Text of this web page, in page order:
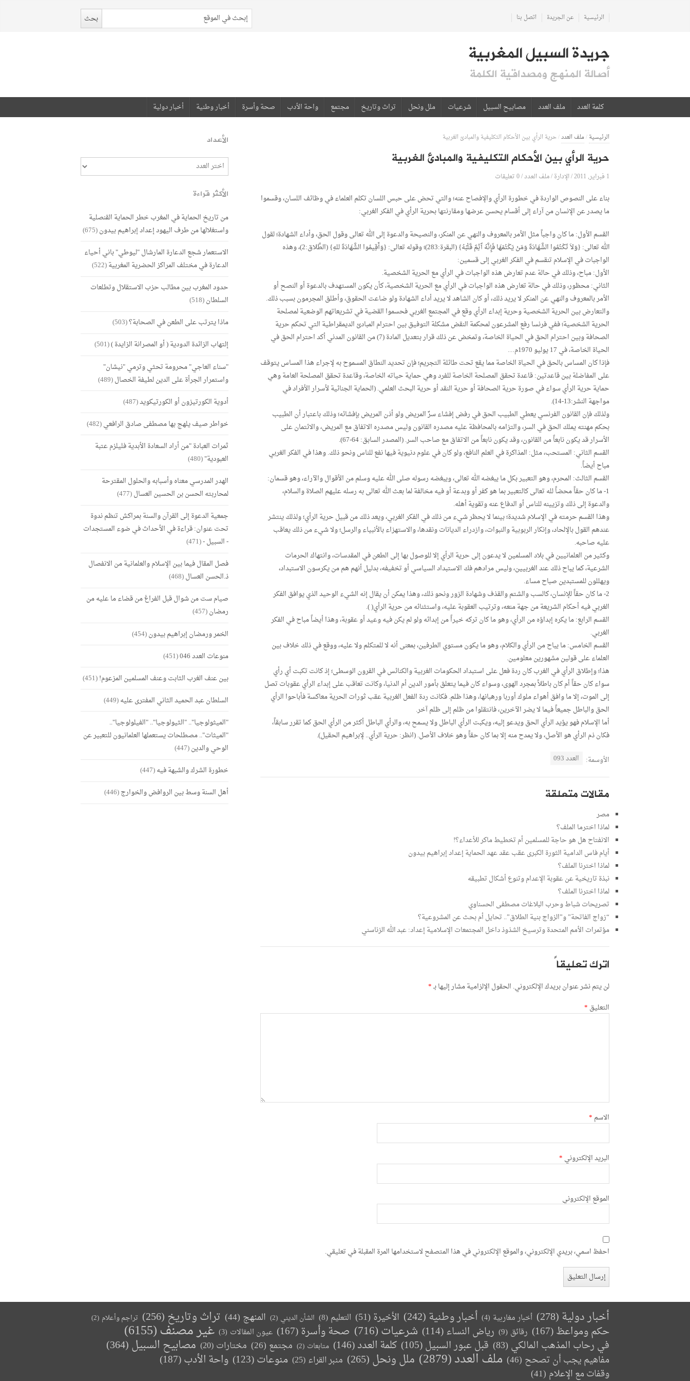
الرئيسية عن الجريدة اتصل بنا
جريدة السبيل المغربية
أصالة المنهج ومصداقية الكلمة
كلمة العدد ملف العدد مصابيح السبيل شرعيات ملل ونحل تراث وتاريخ مجتمع واحة الأدب صحة وأسرة أخبار وطنية أخبار دولية
الرئيسية/ملف العدد/حرية الرأي بين الأحكام التكليفية والمبادئ الغربية
حرية الرأي بين الأحكام التكليفية والمبادئ الغربية
1 فبراير, 2011 /الإدارة/ملف العدد/0 تعليقات
بناء على النصوص الواردة في خطورة الرأي والإفصاح عنه؛ والتي تحض على حبس اللسان تكلم العلماء في وظائف اللسان، وقسموا
ما يصدر عن الإنسان من آراء إلى أقسام يحسن عرضها ومقارنتها بحرية الرأي في الفكر الغربي:
القسم الأول: ما كان واجباً مثل الأمر بالمعروف والنهي عن المنكر، والنصيحة والدعوة إلى الله تعالى وقول الحق، وأداء الشهادة؛ لقول
الله تعالى: {وَلاَ تَكْتُمُوا الشَّهَادَةَ وَمَنْ يَكْتُمْهَا فَإِنَّهُ آَثِمٌ قَلْبُهُ} (البقرة:283)؛ وقوله تعالى: {وَأَقِيمُوا الشَّهَادَةَ للهِ} (الطَّلاق:2)، وهذه
الواجبات في الإسلام تنقسم في الفكر الغربي إلى قسمين:
الأول: مباح، وذلك في حالة عدم تعارض هذه الواجبات في الرأي مع الحرية الشخصية.
الثاني: محظور، وذلك في حالة تعارض هذه الواجبات في الرأي مع الحرية الشخصية، كأن يكون المستهدف بالدعوة أو النصح أو
الأمر بالمعروف والنهي عن المنكر لا يريد ذلك، أو كان الشاهد لا يريد أداء الشهادة ولو ضاعت الحقوق، وأطلق المجرمون بسبب ذلك.
والتعارض بين الحرية الشخصية وحرية إبداء الرأي وقع في المجتمع الغربي فحسموا القضية في تشريعاتهم الوضعية لمصلحة
الحرية الشخصية؛ ففي فرنسا رفع المشرعون لمحكمة النقض مشكلة التوفيق بين احترام المبادئ الديمقراطية التي تحكم حرية
الصحافة وبين احترام الحق في الحياة الخاصة، وتمخض عن ذلك قرار بتعديل المادة (7) من القانون المدني أكد احترام الحق في
الحياة الخاصة، في 17 يوليو 1970م…
فإذا كان المساس بالحق في الحياة الخاصة مما يقع تحت طائلة التجريم؛ فإن تحديد النطاق المسموح به لإجراء هذا المساس يتوقف
على المفاضلة بين قاعدتين: قاعدة تحقق المصلحة الخاصة للفرد وهي حماية حياته الخاصة، وقاعدة تحقق المصلحة العامة وهي
حماية حرية الرأي سواء في صورة حرية الصحافة أو حرية النقد أو حرية البحث العلمي. (الحماية الجنائية لأسرار الأفراد في
مواجهة النشر:13-14).
ولذلك فإن القانون الفرنسي يعطي الطبيب الحق في رفض إفشاء سرِّ المريض ولو أذن المريض بإفشائه؛ وذلك باعتبار أن الطبيب
بحكم مهنته يملك الحق في السر، والتزامه بالمحافظة عليه مصدره القانون وليس مصدره الاتفاق مع المريض، والائتمان على
الأسرار قد يكون نابعاً من القانون، وقد يكون نابعاً من الاتفاق مع صاحب السر. (المصدر السابق: 64-67).
القسم الثاني: المستحب، مثل: المذاكرة في العلم النافع، ولو كان في علوم دنيوية فيها نفع للناس ونحو ذلك. وهذا في الفكر الغربي
مباح أيضاً.
القسم الثالث: المحرم، وهو التعبير بكل ما يبغضه الله تعالى، ويبغضه رسوله صلى الله عليه وسلم من الأقوال والآراء، وهو قسمان:
1- ما كان حقاً محضاً لله تعالى كالتعبير بما هو كفر أو وبدعة أو فيه مخالفة لما بعث الله تعالى به رسله عليهم الصلاة والسلام،
والدعوة إلى ذلك وتزيينه للناس أو الدفاع عنه وتقوية أهله.
وهذا القسم حرمته في الإسلام شديدة؛ بينما لا يحظر شيء من ذلك في الفكر الغربي، ويعد ذلك من قبيل حرية الرأي؛ ولذلك ينتشر
عندهم القول بالإلحاد، وإنكار الربوبية والنبوات، وازدراء الديانات ونقدها، والاستهزاء بالأنبياء والرسل؛ ولا شيء من ذلك يعاقب
عليه صاحبه.
وكثير من العلمانيين في بلاد المسلمين لا يدعون إلى حرية الرأي إلا للوصول بها إلى الطعن في المقدسات، وانتهاك الحرمات
الشرعية، كما يباح ذلك عند الغربيين، وليس مرادهم فك الاستبداد السياسي أو تخفيفه، بدليل أنهم هم من يكرسون الاستبداد،
ويهللون للمستبدين صباح مساء.
2- ما كان حقاً للإنسان، كالسب والشتم والقذف وشهادة الزور ونحو ذلك، وهذا يمكن أن يقال إنه الشيء الوحيد الذي يوافق الفكر
الغربي فيه أحكام الشريعة من جهة منعه، وترتيب العقوبة عليه، واستثنائه من حرية الرأي( ).
القسم الرابع: ما يكره إبداؤه من الرأي، وهو ما كان تركه خيراً من إبدائه ولو لم يكن فيه وعيد أو عقوبة، وهذا أيضاً مباح في الفكر
الغربي.
القسم الخامس: ما يباح من الرأي والكلام، وهو ما يكون مستوي الطرفين، بمعنى أنه لا للمتكلم ولا عليه، ووقع في ذلك خلاف بين
العلماء على قولين مشهورين معلومين.
هذا؛ وإطلاق الرأي في الغرب كان ردة فعل على استبداد الحكومات الغربية والكنائس في القرون الوسطى؛ إذ كانت تكبت أي رأي
سواء كان حقاً أم كان باطلاً بمجرد الهوى، وسواء كان فيما يتعلق بأمور الدين أم الدنيا، وكانت تعاقب على إبداء الرأي عقوبات تصل
إلى الموت، إلا ما وافق أهواء ملوك أوربا ورهبانها، وهذا ظلم. فكانت ردة الفعل الغربية عقب ثورات الحرية معاكسة فأباحوا الرأي
الحق والباطل جميعاً فيما لا يضر الآخرين، فانتقلوا من ظلم إلى ظلم آخر.
أما الإسلام فهو يؤيد الرأي الحق ويدعو إليه، ويكبت الرأي الباطل ولا يسمح به، والرأي الباطل أكثر من الرأي الحق كما تقرر سابقاً،
فكان ذم الرأي هو الأصل، ولا يمدح منه إلا بما كان حقاً وهو خلاف الأصل. (انظر: حرية الرأي.. لإبراهيم الحقيل).
الأوسمة: العدد 093
مقالات متعلقة
مصر
لماذا اخترما الملف؟
الانفتاح هل هو حاجة للمسلمين أم تخطيط ماكر للأعداء؟!
أيام فاس الدامية الثورة الكبرى عقب عقد عهد الحماية إعداد إبراهيم بيدون
لماذا اخترنا الملف؟
نبذة تاريخية عن عقوبة الإعدام وتنوع أشكال تطبيقه
لماذا اخترنا الملف؟
تصريحات شباط وحرب البلاغات مصطفى الحسناوي
“زواج الفاتحة” و”الزواج بنية الطلاق”.. تحايل أم بحث عن المشروعية؟
مؤتمرات الأمم المتحدة وترسيخ الشذوذ داخل المجتمعات الإسلامية إعداد: عبد الله الزناسني
اترك تعليقاً
لن يتم نشر عنوان بريدك الإلكتروني. الحقول الإلزامية مشار إليها بـ*
التعليق *
الاسم *
البريد الإلكتروني *
الموقع الإلكتروني
احفظ اسمي، بريدي الإلكتروني، والموقع الإلكتروني في هذا المتصفح لاستخدامها المرة المقبلة في تعليقي.
الأعداد
الأكثر قراءة
من تاريخ الحماية في المغرب خطر الحماية القنصلية
واستغلالها من طرف اليهود إعداد إبراهيم بيدون(675)
الاستعمار شجع الدعارة المارشال "ليوطي" باني أحياء
الدعارة في مختلف المراكز الحضرية المغربية(522)
حدود المغرب بين مطالب حزب الاستقلال وتطلعات
السلطان(518)
ماذا يترتب على الطعن في الصحابة؟(503)
إلتهاب الزائدة الدودية ( أو المصرانة الزايدة )(501)
"سناء العاجي" محرومة تحثي وترمي "نيشان"
واستمرار الجرأة على الدين لطيفة الخصال(489)
أدوية الكورتيزون أو الكورتيكويد(487)
خواطر صيف يلهج بها مصطفى صادق الرافعي(482)
ثمرات العبادة "من أراد السعادة الأبدية فليلزم عتبة
العبودية"(480)
الهدر المدرسي معناه وأسبابه والحلول المقترحة
لمحاربته الحسن بن الحسين العسال(477)
جمعية الدعوة إلى القرآن والسنة بمراكش تنظم ندوة
تحت عنوان: قراءة في الأحداث في ضوء المستجدات
- السبيل -(471)
فصل المقال فيما بين الإسلام والعلمانية من الانفصال
ذ.الحسن العسال(468)
صيام ست من شوال قبل الفراغ من قضاء ما عليه من
رمضان(457)
الخمر ورمضان إبراهيم بيدون(454)
منوعات العدد 046
(451)
بين عنف الغرب الثابت وعنف المسلمين المزعوم!(451)
السلطان عبد الحميد الثاني المفترى عليه(449)
"الميثولوجيا".. "الثيولوجيا".. "الفيلولوجيا"..
"الميثات".. مصطلحات يستعملها العلمانيون للتعبير عن
الوحي والدين(447)
خطورة الشرك والشبهة فيه(447)
أهل السنة وسط بين الروافض والخوارج(446)
أخبار دولية (278) أخبار مغاربية (4) أخبار وطنية(242) الأخيرة (51) التعليم (8) الشأن الديني (2) المنهج (44) تراث وتاريخ(256) تراجم وأعلام (2)
حكم ومواعظ(167) رقائق (9) رياض النساء(114) شرعيات(716) صحة وأسرة(167) عيون المقالات (3) غير مصنف(6155)
في رحاب المذهب المالكي (83) قبل عبور السبيل(105) كلمة العدد(146) متابعات (2) مجتمع (26) مختارات (20) مصابيح السبيل(364)
مفاهيم يجب أن تصحح (46) ملف العدد(2879) ملل ونحل(265) منبر القراء(25) منوعات(123) واحة الأدب(187)
وقفات مع الإعلام (41)